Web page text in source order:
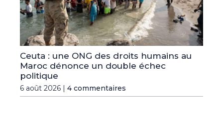
Ceuta : une ONG des droits humains au
Maroc dénonce un double échec
politique
6 août 2026 | 4 commentaires